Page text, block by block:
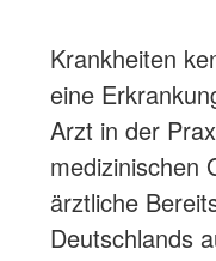
Krankheiten
eine
Arzt in der
medizinischen
ärztliche
Deutschlands